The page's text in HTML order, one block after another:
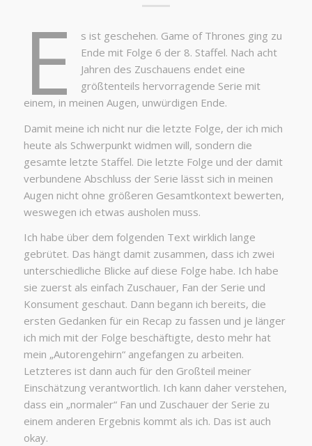
E
s ist geschehen. Game of Thrones ging zu
Ende mit Folge 6 der 8. Staffel. Nach acht
Jahren des Zuschauens endet eine
größtenteils hervorragende Serie mit
einem, in meinen Augen, unwürdigen Ende.
Damit meine ich nicht nur die letzte Folge, der ich mich
heute als Schwerpunkt widmen will, sondern die
gesamte letzte Staffel. Die letzte Folge und der damit
verbundene Abschluss der Serie lässt sich in meinen
Augen nicht ohne größeren Gesamtkontext bewerten,
weswegen ich etwas ausholen muss.
Ich habe über dem folgenden Text wirklich lange
gebrütet. Das hängt damit zusammen, dass ich zwei
unterschiedliche Blicke auf diese Folge habe. Ich habe
sie zuerst als einfach Zuschauer, Fan der Serie und
Konsument geschaut. Dann begann ich bereits, die
ersten Gedanken für ein Recap zu fassen und je länger
ich mich mit der Folge beschäftigte, desto mehr hat
mein „Autorengehirn“ angefangen zu arbeiten.
Letzteres ist dann auch für den Großteil meiner
Einschätzung verantwortlich. Ich kann daher verstehen,
dass ein „normaler“ Fan und Zuschauer der Serie zu
einem anderen Ergebnis kommt als ich. Das ist auch
okay.